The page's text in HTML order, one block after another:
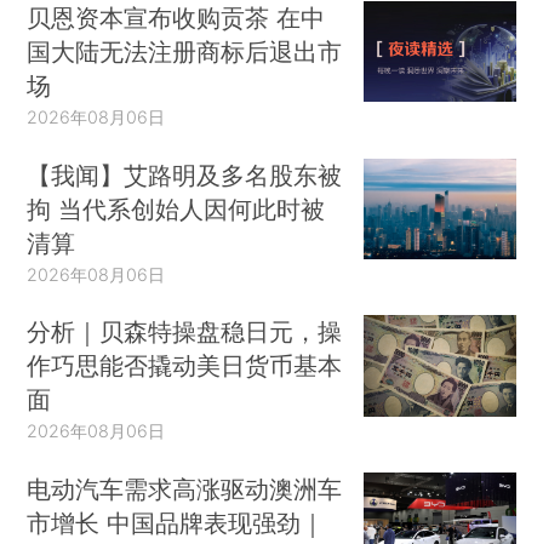
贝恩资本宣布收购贡茶 在中
国大陆无法注册商标后退出市
场
2026年08月06日
【我闻】艾路明及多名股东被
拘 当代系创始人因何此时被
清算
2026年08月06日
分析｜贝森特操盘稳日元，操
作巧思能否撬动美日货币基本
面
2026年08月06日
电动汽车需求高涨驱动澳洲车
市增长 中国品牌表现强劲｜